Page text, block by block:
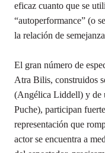
eficaz cuanto que se
“autoperformance” (o
la relación de
El gran número de
Atra Bilis, construidos
(Angélica Liddell) y de
Puche), participan
representación que
actor se encuentra a